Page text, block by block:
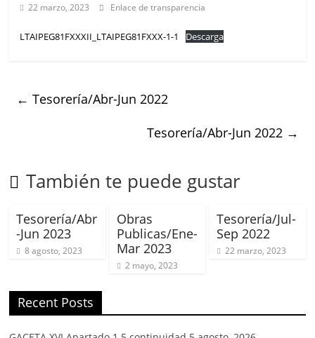
22 marzo, 2023 Enlace de transparencia
LTAIPEG81FXXXII_LTAIPEG81FXXX-1-1 Descarga
← Tesorería/Abr-Jun 2022
Tesorería/Abr-Jun 2022 →
También te puede gustar
Tesorería/Abr
-Jun 2023
8 agosto, 2023
Obras
Publicas/Ene-
Mar 2023
2 mayo, 2023
Tesorería/Jul-
Sep 2022
22 marzo, 2023
Recent Posts